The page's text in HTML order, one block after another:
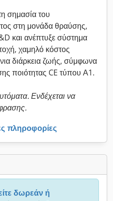
σημασία του
στη μονάδα θραύσης,
και ανέπτυξε σύστημα
χαμηλό κόστος
διάρκεια ζωής, σύμφωνα
ποιότητας CE τύπου Α1.
Ενδέχεται να
πληροφορίες
δωρεάν ή